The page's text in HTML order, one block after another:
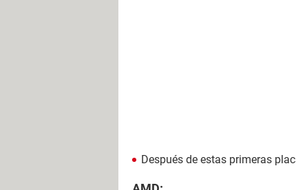
Después de estas primeras